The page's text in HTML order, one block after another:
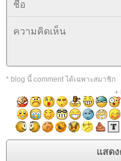
* blog นี้ comment ได้เฉพาะสมาชิก
+